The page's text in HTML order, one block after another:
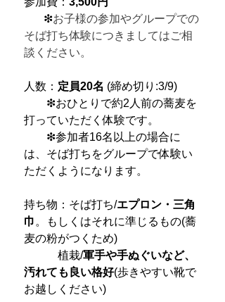
❇︎お子様の参加やグループでの
そば打ち体験につきましてはご相
談ください。
人数： 定員20名 (締め切り:3/9)
❇︎おひとりで約2人前の蕎麦を
打っていただく体験です。
❇︎参加者16名以上の場合に
は、そば打ちをグループで体験い
ただくようになります。
持ち物：そば打ち/エプロン・三角
巾 。もしくはそれに準じるもの(蕎
麦の粉がつくため)
植栽/軍手や手ぬぐいなど、
汚れても良い格好(歩きやすい靴で
お越しください)